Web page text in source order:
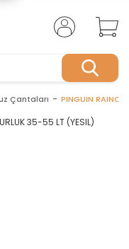
Çantaları PINGUIN